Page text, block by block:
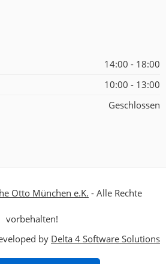
14:00 - 18:00
10:00 - 13:00
Geschlossen
Otto München e.K. - Alle Rechte
vorbehalten!
by Delta 4 Software Solutions